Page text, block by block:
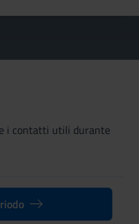
i contatti utili durante